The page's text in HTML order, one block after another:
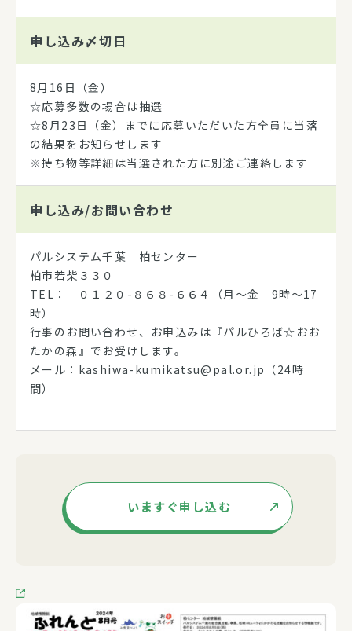
申し込み〆切日
8月16日（金）
☆応募多数の場合は抽選
☆8月23日（金）までに応募いただいた方全員に当落
の結果をお知らせします
※持ち物等詳細は当選された方に別途ご連絡します
申し込み/お問い合わせ
パルシステム千葉 柏センター
柏市若柴３３０
TEL： ０１２０-８６８-６６４（月～金 9時～17
時）
行事のお問い合わせ、お申込みは『パルひろば☆おお
たかの森』でお受けします。
メール：kashiwa-kumikatsu@pal.or.jp（24時
間）
いますぐ申し込む